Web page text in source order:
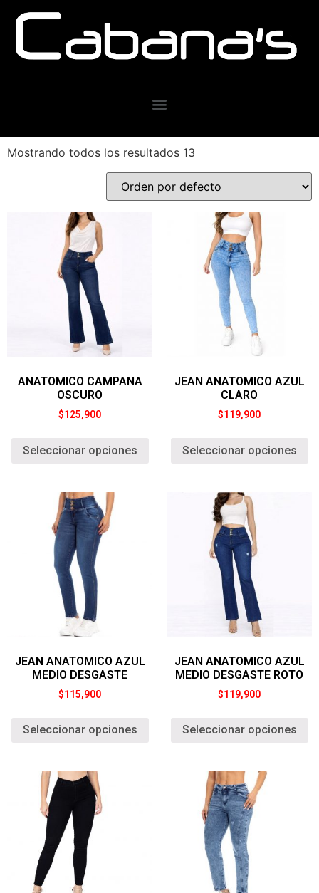
Mostrando todos los resultados 13
ANATOMICO CAMPANA
OSCURO
$125,900
Seleccionar opciones
JEAN ANATOMICO AZUL
CLARO
$119,900
Seleccionar opciones
JEAN ANATOMICO AZUL
MEDIO DESGASTE
$115,900
Seleccionar opciones
JEAN ANATOMICO AZUL
MEDIO DESGASTE ROTO
$119,900
Seleccionar opciones